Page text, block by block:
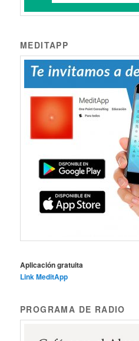
MEDITAPP
Aplicación gratuita
Link MeditApp
PROGRAMA DE RADIO